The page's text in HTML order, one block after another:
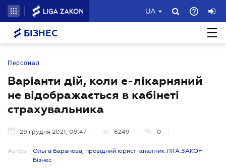
UA
БІЗНЕС
Персонал
Варіанти дій, коли е-лікарняний
не відображається в кабінеті
страхувальника
29 грудня 2021, 09:47 6249 0
Автор:
Ольга Баранова, провідний юрист-аналітик ЛІГА:ЗАКОН
Бізнес